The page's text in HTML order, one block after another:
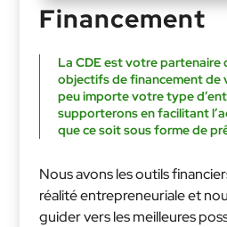
Financement
La CDE est votre partenaire
objectifs de financement de
peu importe votre type
supporterons en facilitant
que ce soit sous forme de
Nous avons les outils
réalité entrepreneuriale et
guider vers les meilleures